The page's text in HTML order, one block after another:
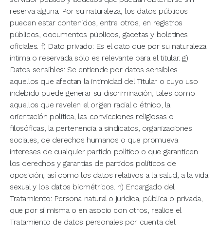
reserva alguna. Por su naturaleza, los datos públicos
pueden estar contenidos, entre otros, en registros
públicos, documentos públicos, gacetas y boletines
oficiales. f) Dato privado: Es el dato que por su naturaleza
íntima o reservada sólo es relevante para el titular. g)
Datos sensibles: Se entiende por datos sensibles
aquellos que afectan la intimidad del Titular o cuyo uso
indebido puede generar su discriminación, tales como
aquellos que revelen el origen racial o étnico, la
orientación política, las convicciones religiosas o
filosóficas, la pertenencia a sindicatos, organizaciones
sociales, de derechos humanos o que promueva
intereses de cualquier partido político o que garanticen
los derechos y garantías de partidos políticos de
oposición, así como los datos relativos a la salud, a la vida
sexual y los datos biométricos. h) Encargado del
Tratamiento: Persona natural o jurídica, pública o privada,
que por sí misma o en asocio con otros, realice el
Tratamiento de datos personales por cuenta del